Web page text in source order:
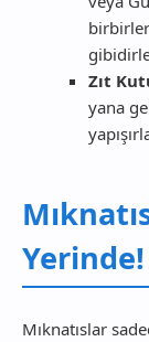
Zıt
yana
Yerinde!
Mıknatıslar